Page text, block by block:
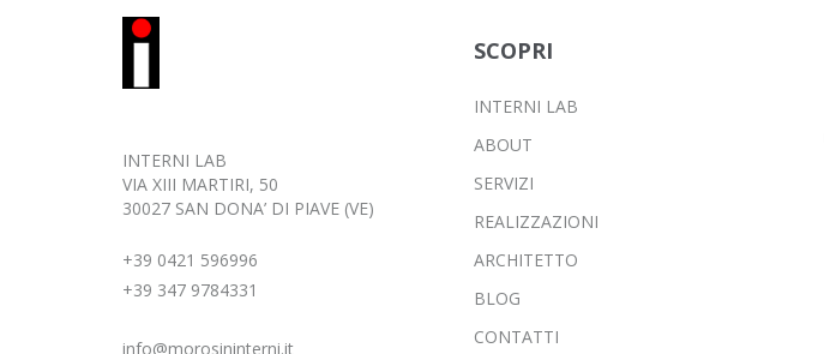
INTERNI LAB
VIA XIII MARTIRI, 50
30027 SAN DONA’ DI PIAVE (VE)
+39 0421 596996
+39 347 9784331
info@morosininterni.it
SCOPRI
INTERNI LAB
ABOUT
SERVIZI
REALIZZAZIONI
ARCHITETTO
BLOG
CONTATTI